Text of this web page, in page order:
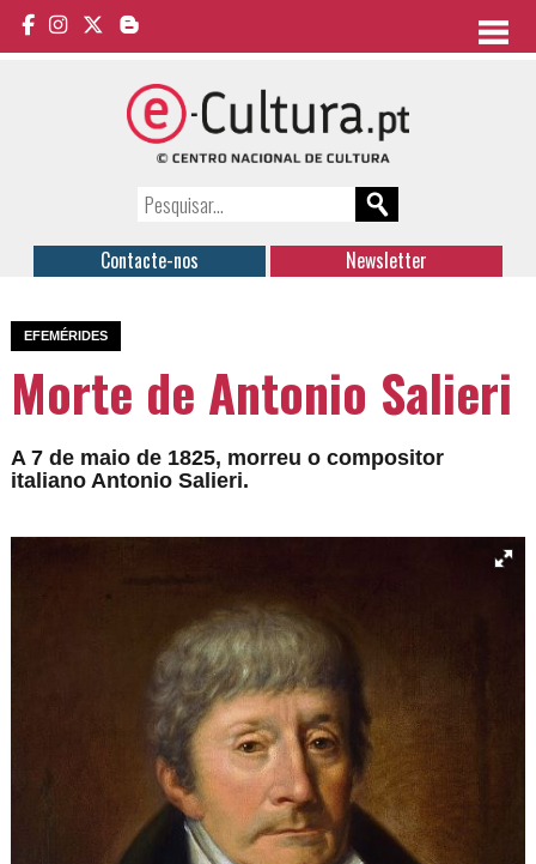
Contacte-nos Newsletter
EFEMÉRIDES
Morte de Antonio Salieri
A 7 de maio de 1825, morreu o compositor
italiano Antonio Salieri.